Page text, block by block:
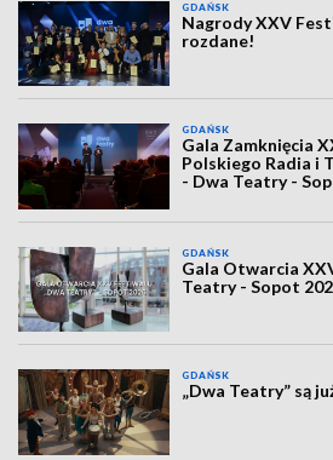
GDAŃSK
Nagrody XXV
rozdane!
GDAŃSK
Gala Zamknięcia
Polskiego Radia i
- Dwa Teatry -
GDAŃSK
Gala Otwarcia
Teatry - Sopot
GDAŃSK
„Dwa Teatry” są